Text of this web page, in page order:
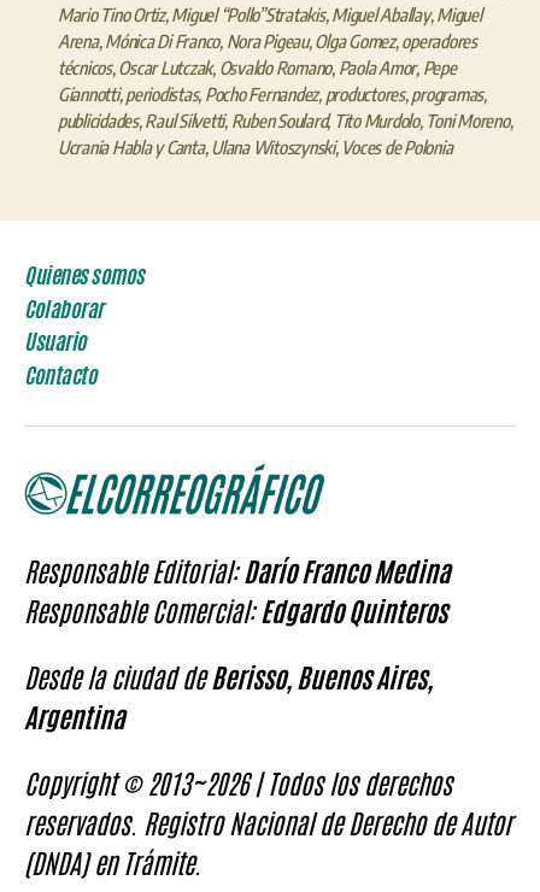
Mario Tino Ortiz, Miguel “Pollo”Stratakis, Miguel Aballay, Miguel
Arena, Mónica Di Franco, Nora Pigeau, Olga Gomez, operadores
técnicos, Oscar Lutczak, Osvaldo Romano, Paola Amor, Pepe
Giannotti, periodistas, Pocho Fernandez, productores, programas,
publicidades, Raul Silvetti, Ruben Soulard, Tito Murdolo, Toni Moreno,
Ucrania Habla y Canta, Ulana Witoszynski, Voces de Polonia
Quienes somos
Colaborar
Usuario
Contacto
Responsable Editorial:Darío Franco Medina
Responsable Comercial:Edgardo Quinteros
Desde la ciudad deBerisso, Buenos Aires,
Argentina
Copyright © 2013~2026 | Todos los derechos
reservados. Registro Nacional de Derecho de Autor
(DNDA) en Trámite.